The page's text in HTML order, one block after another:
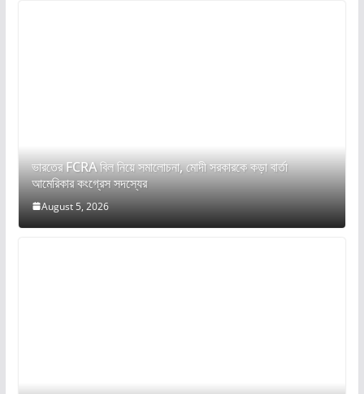
ভারতের FCRA বিল নিয়ে সমালোচনা, মোদী সরকারকে কড়া বার্তা
আমেরিকার কংগ্রেস সদস্যের
August 5, 2026